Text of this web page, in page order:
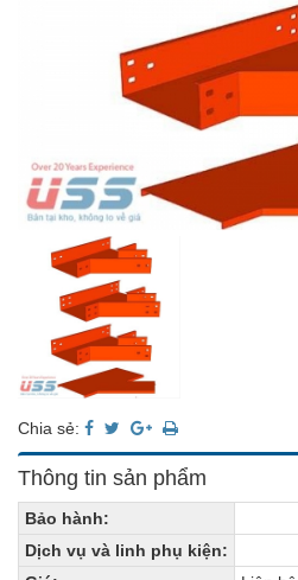
Chia sẻ:
Thông tin sản phẩm
Bảo hành:
Dịch vụ và linh phụ kiện: